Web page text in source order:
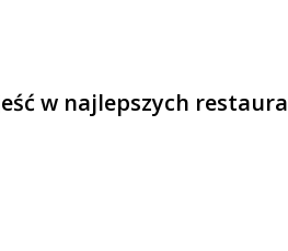
w najlepszych